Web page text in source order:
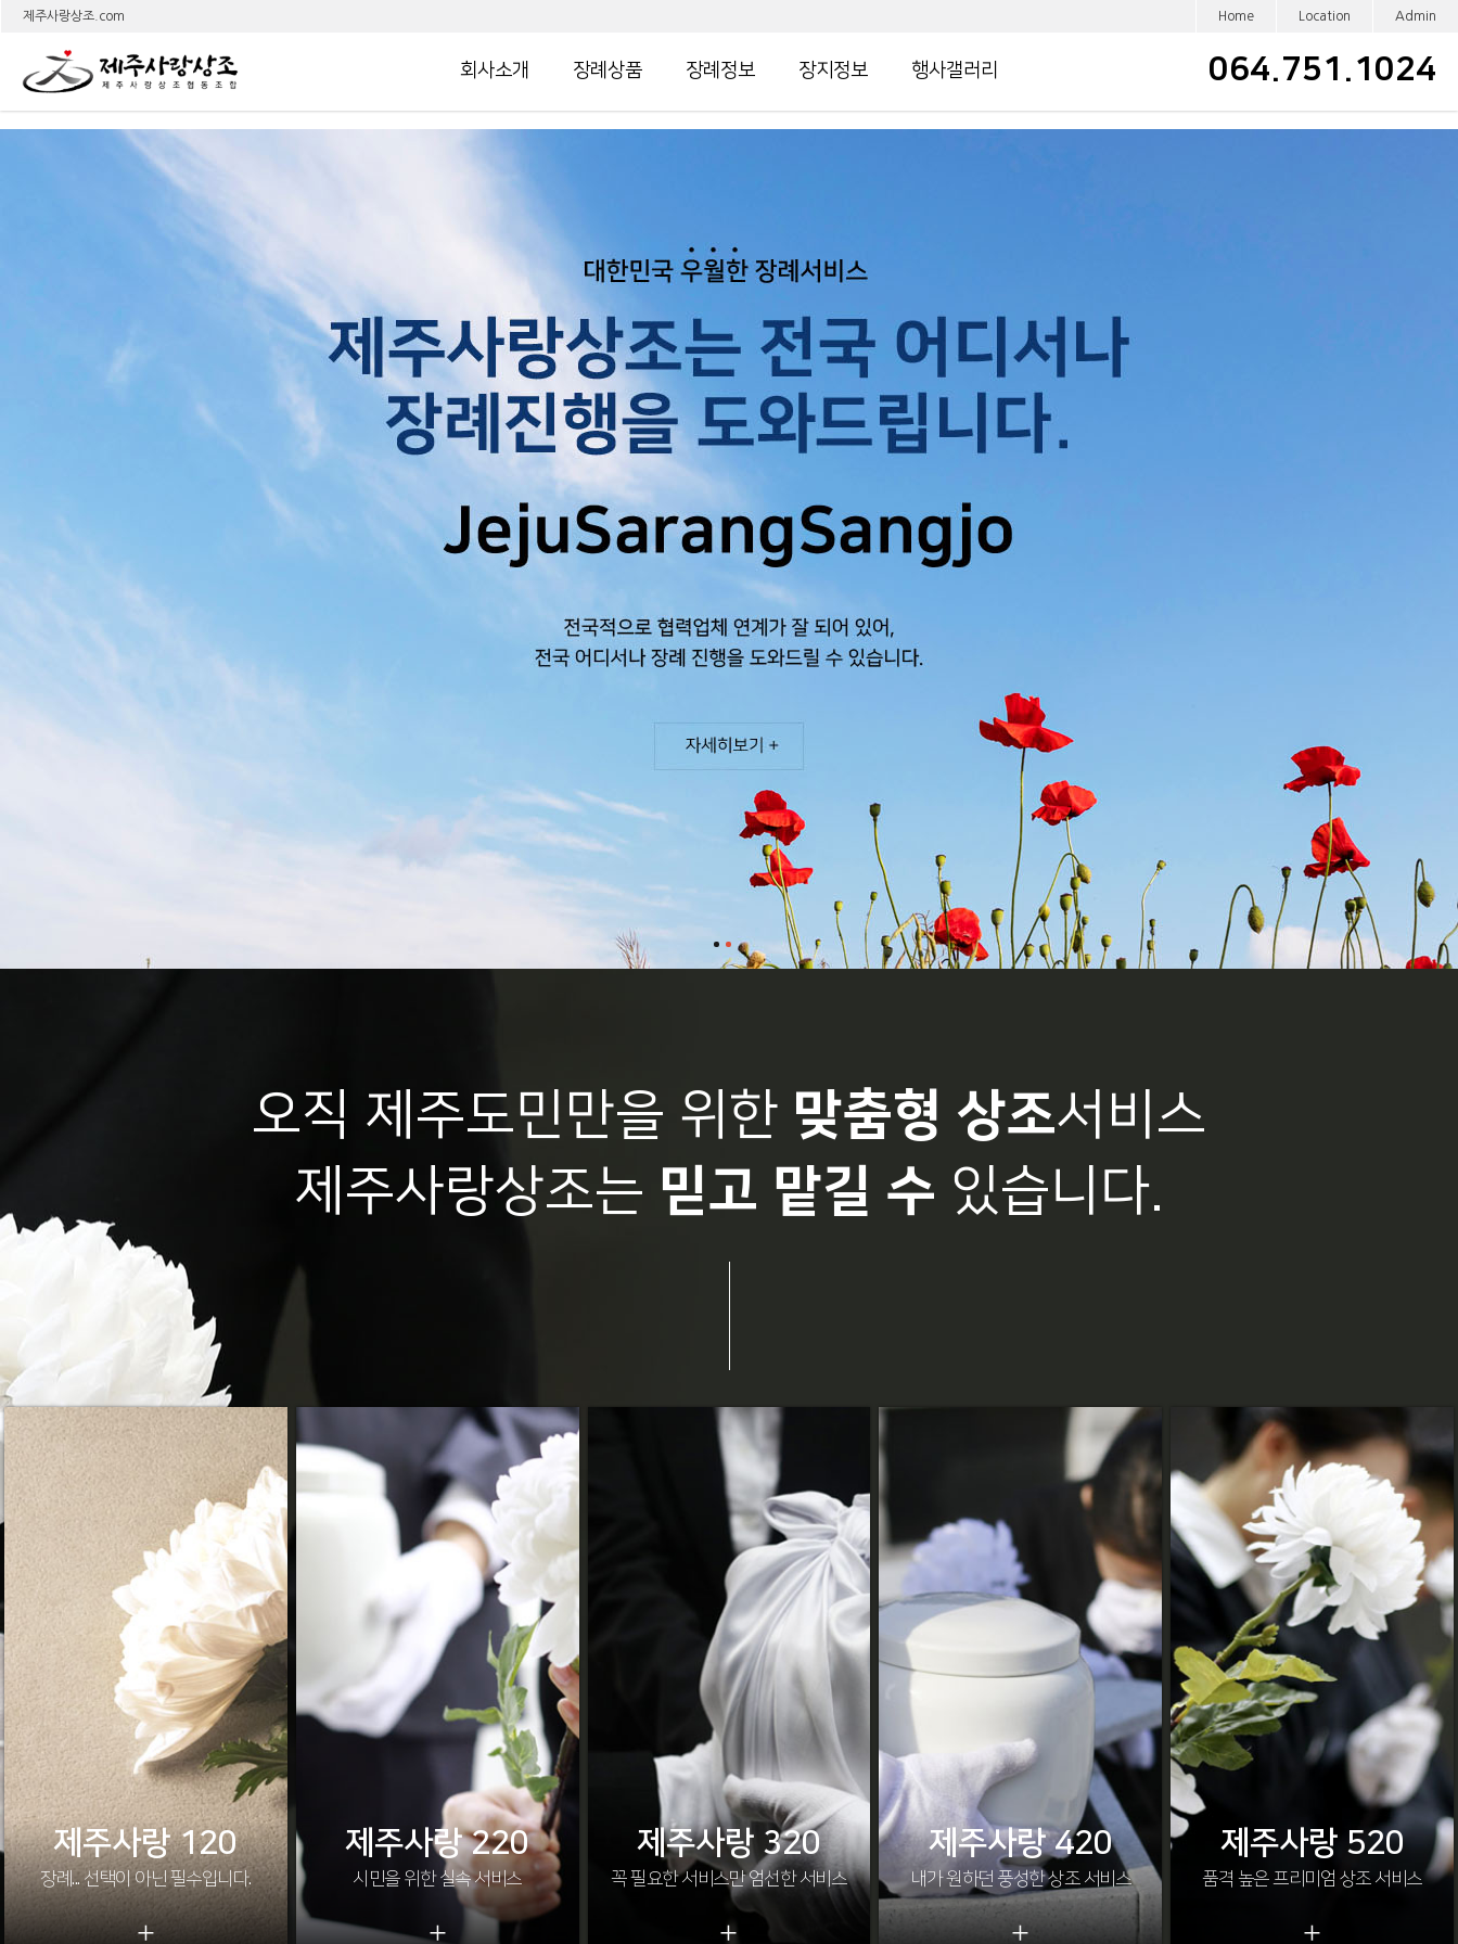
제주사랑상조.com Home Location Admin
회사소개 장례상품 장례정보 장지정보 행사갤러리 064.751.1024
오직 제주도민만을 위한 맞춤형 상조서비스
제주사랑상조는 믿고 맡길 수 있습니다.
제주사랑 120
장례... 선택이 아닌 필수입니다.
+
제주사랑 220
시민을 위한 실속 서비스
+
제주사랑 320
꼭 필요한 서비스만 엄선한 서비스
+
제주사랑 420
내가 원하던 풍성한 상조 서비스
+
제주사랑 520
품격 높은 프리미엄 상조 서비스
+